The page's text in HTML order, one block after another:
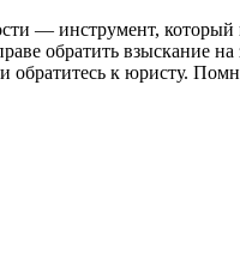
— инструмент,
обратить взыскание
к юристу.